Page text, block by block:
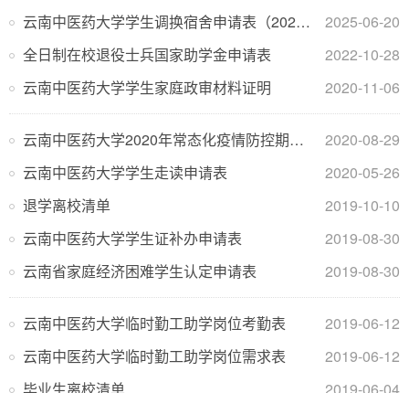
云南中医药大学学生调换宿舍申请表（2025版）
2025-06-20
全日制在校退役士兵国家助学金申请表
2022-10-28
云南中医药大学学生家庭政审材料证明
2020-11-06
云南中医药大学2020年常态化疫情防控期学生进出校园审批表
2020-08-29
云南中医药大学学生走读申请表
2020-05-26
退学离校清单
2019-10-10
云南中医药大学学生证补办申请表
2019-08-30
云南省家庭经济困难学生认定申请表
2019-08-30
云南中医药大学临时勤工助学岗位考勤表
2019-06-12
云南中医药大学临时勤工助学岗位需求表
2019-06-12